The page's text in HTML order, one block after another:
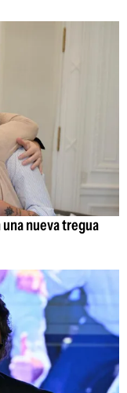
nueva tregua